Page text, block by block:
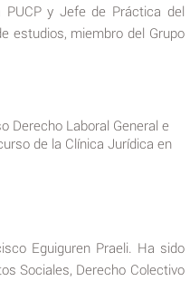
PUCP y Jefe de Práctica del
estudios, miembro del Grupo
Derecho Laboral General e
de la Clínica Jurídica en
Eguiguren Praeli. Ha sido
Sociales, Derecho Colectivo